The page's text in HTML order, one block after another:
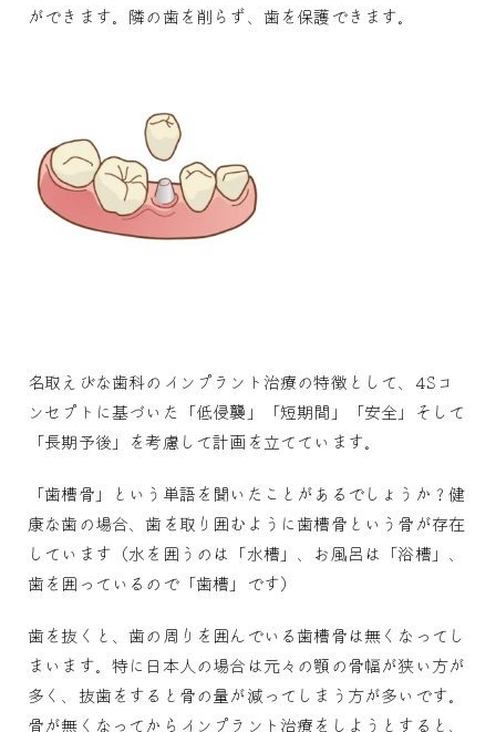
ができます。隣の歯を削らず、歯を保護できます。
名取えびな歯科のインプラント治療の特徴として、4Sコ
ンセプトに基づいた「低侵襲」「短期間」「安全」そして
「長期予後」を考慮して計画を立てています。
「歯槽骨」という単語を聞いたことがあるでしょうか？健
康な歯の場合、歯を取り囲むように歯槽骨という骨が存在
しています（水を囲うのは「水槽」、お風呂は「浴槽」、
歯を囲っているので「歯槽」です）
歯を抜くと、歯の周りを囲んでいる歯槽骨は無くなってし
まいます。特に日本人の場合は元々の顎の骨幅が狭い方が
多く、抜歯をすると骨の量が減ってしまう方が多いです。
骨が無くなってからインプラント治療をしようとすると、